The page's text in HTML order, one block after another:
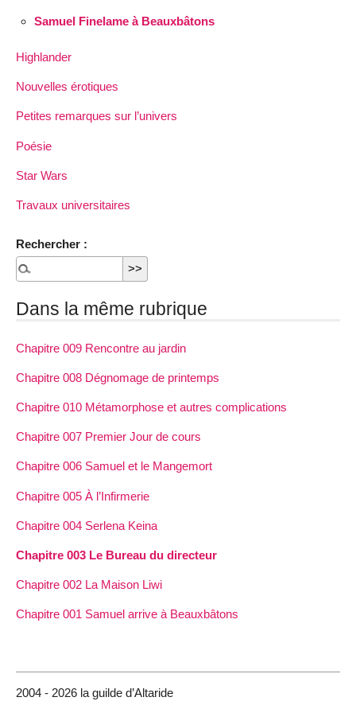
Samuel Finelame à Beauxbâtons
Highlander
Nouvelles érotiques
Petites remarques sur l’univers
Poésie
Star Wars
Travaux universitaires
Rechercher :
Dans la même rubrique
Chapitre 009 Rencontre au jardin
Chapitre 008 Dégnomage de printemps
Chapitre 010 Métamorphose et autres complications
Chapitre 007 Premier Jour de cours
Chapitre 006 Samuel et le Mangemort
Chapitre 005 À l’Infirmerie
Chapitre 004 Serlena Keina
Chapitre 003 Le Bureau du directeur
Chapitre 002 La Maison Liwi
Chapitre 001 Samuel arrive à Beauxbâtons
2004 - 2026 la guilde d’Altaride